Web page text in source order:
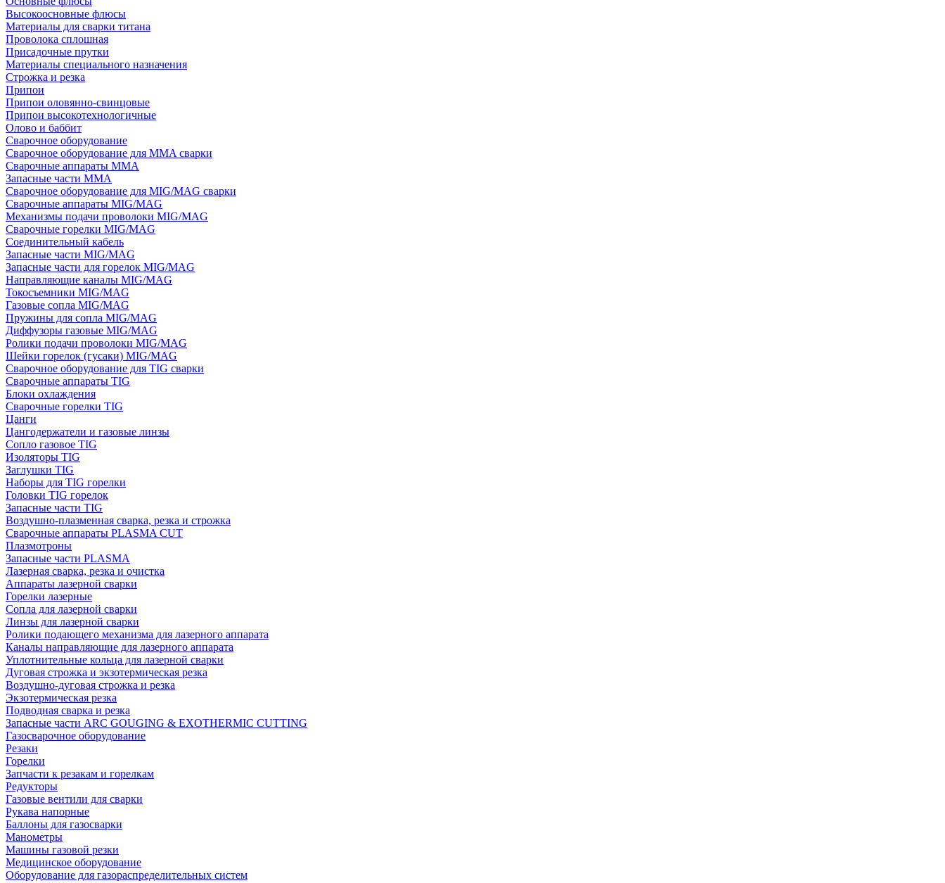
Высокоосновные флюсы
Материалы для сварки титана
Проволока сплошная
Присадочные прутки
Материалы специального назначения
Строжка и резка
Припои
Припои оловянно-свинцовые
Припои высокотехнологичные
Олово и баббит
Сварочное оборудование
Сварочное оборудование для MMA сварки
Сварочные аппараты MMA
Запасные части MMA
Сварочное оборудование для MIG/MAG сварки
Сварочные аппараты MIG/MAG
Механизмы подачи проволоки MIG/MAG
Сварочные горелки MIG/MAG
Соединительный кабель
Запасные части MIG/MAG
Запасные части для горелок MIG/MAG
Направляющие каналы MIG/MAG
Токосъемники MIG/MAG
Газовые сопла MIG/MAG
Пружины для сопла MIG/MAG
Диффузоры газовые MIG/MAG
Ролики подачи проволоки MIG/MAG
Шейки горелок (гусаки) MIG/MAG
Сварочное оборудование для TIG сварки
Сварочные аппараты TIG
Блоки охлаждения
Сварочные горелки TIG
Цанги
Цангодержатели и газовые линзы
Сопло газовое TIG
Изоляторы TIG
Заглушки TIG
Наборы для TIG горелки
Головки TIG горелок
Запасные части TIG
Воздушно-плазменная сварка, резка и строжка
Сварочные аппараты PLASMA CUT
Плазмотроны
Запасные части PLASMA
Лазерная сварка, резка и очистка
Аппараты лазерной сварки
Горелки лазерные
Сопла для лазерной сварки
Линзы для лазерной сварки
Ролики подающего механизма для лазерного аппарата
Каналы направляющие для лазерного аппарата
Уплотнительные кольца для лазерной сварки
Дуговая строжка и экзотермическая резка
Воздушно-дуговая строжка и резка
Экзотермическая резка
Подводная сварка и резка
Запасные части ARC GOUGING & EXOTHERMIC CUTTING
Газосварочное оборудование
Резаки
Горелки
Запчасти к резакам и горелкам
Редукторы
Газовые вентили для сварки
Рукава напорные
Баллоны для газосварки
Манометры
Машины газовой резки
Медицинское оборудование
Оборудование для газораспределительных систем